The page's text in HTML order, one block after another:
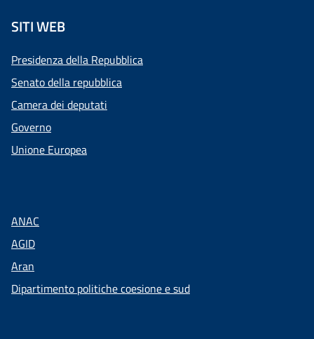
SITI WEB
Presidenza della Repubblica
Senato della repubblica
Camera dei deputati
Governo
Unione Europea
ANAC
AGID
Aran
Dipartimento politiche coesione e sud